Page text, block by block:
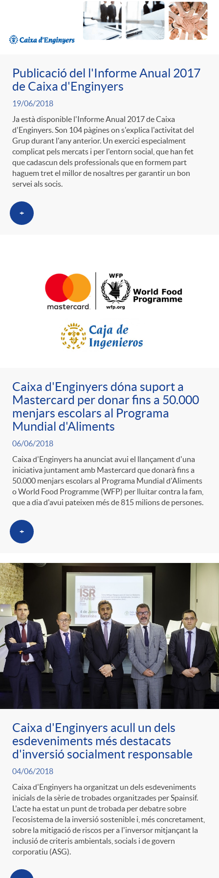
r
S
a
l
a
d
s
a
p
e
r
c
a
t
e
e
s
e
n
i
d
o
A
n
i
l
t
r
o
C
a
t
e
g
o
r
i
a
s
i
c
a
d
o
r
t
n
g
u
s
Publicació del l'Informe Anual 2017
de Caixa d'Enginyers
19/06/2018
Ja està disponible l'Informe Anual 2017 de Caixa
d'Enginyers. Son 104 pàgines on s'explica l'activitat del
Grup durant l'any anterior. Un exercici especialment
complicat pels mercats i per l'entorn social, que han fet
que cadascun dels professionals que en formem part
haguem tret el millor de nosaltres per garantir un bon
servei als socis.
+
Caixa d'Enginyers dóna suport a
Mastercard per donar fins a 50.000
menjars escolars al Programa
Mundial d'Aliments
06/06/2018
Caixa d'Enginyers ha anunciat avui el llançament d'una
iniciativa juntament amb Mastercard que donarà fins a
50.000 menjars escolars al Programa Mundial d'Aliments
o World Food Programme (WFP) per lluitar contra la fam,
que a dia d'avui pateixen més de 815 milions de persones.
+
Caixa d'Enginyers acull un dels
esdeveniments més destacats
d'inversió socialment responsable
04/06/2018
Caixa d'Enginyers ha organitzat un dels esdeveniments
inicials de la sèrie de trobades organitzades per Spainsif.
L'acte ha estat un punt de trobada per debatre sobre
l'ecosistema de la inversió sostenible i, més concretament,
sobre la mitigació de riscos per a l'inversor mitjançant la
inclusió de criteris ambientals, socials i de govern
corporatiu (ASG).